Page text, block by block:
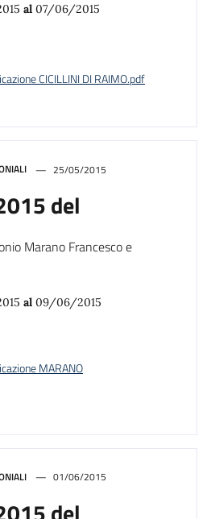
01/06/2015
25/05/2015
del
Marano Francesco e
al 09/06/2015
MARANO
al 07/06/2015
CICILLINI DI RAIMO.pdf